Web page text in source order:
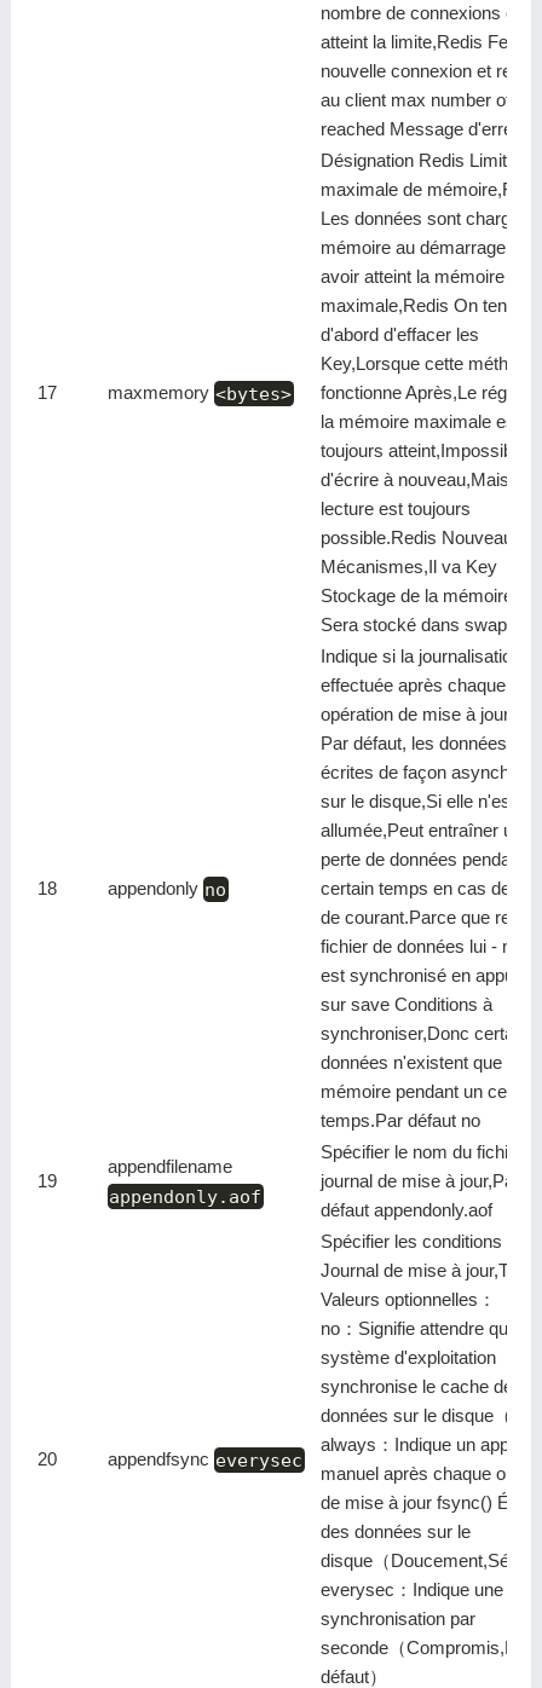
nombre de connexions
atteint la limite,Redis
nouvelle connexion et
au client max number of
reached Message d'erreur
17 maxmemory <bytes>
Désignation Redis Limite
maximale de
Les données sont
mémoire au
avoir atteint la mémoire
maximale,Redis On tentera
d'abord d'effacer les
Key,Lorsque cette méthode
fonctionne Après,Le
la mémoire maximale est
toujours atteint,Impossible
d'écrire à nouveau,Mais la
lecture est toujours
possible.Redis Nouveau vm
Mécanismes,Il va Key
Stockage de la
Sera stocké dans swap
18 appendonly no
Indique si la journalisation
effectuée après chaque
opération de mise à
Par défaut, les données
écrites de façon
sur le disque,Si elle n'est
allumée,Peut entraîner une
perte de données pendant
certain temps en cas de
de courant.Parce que redis
fichier de données lui -
est synchronisé en
sur save Conditions à
synchroniser,Donc
données n'existent que
mémoire pendant un certain
temps.Par défaut no
19
appendfilename
appendonly.aof
Spécifier le nom du fichier
journal de mise à jour,Par
défaut appendonly.aof
20 appendfsync everysec
Spécifier les conditions du
Journal de mise à jour,Total
Valeurs optionnelles：
no：Signifie attendre que le
système d'exploitation
synchronise le cache de
données sur le disque（
always：Indique un appel
manuel après chaque
de mise à jour fsync()
des données sur le
disque（
everysec：Indique une
synchronisation par
seconde（Compromis,Par
défaut）